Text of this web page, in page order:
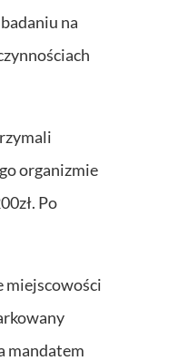
na
organizmie
Po
miejscowości
mandatem